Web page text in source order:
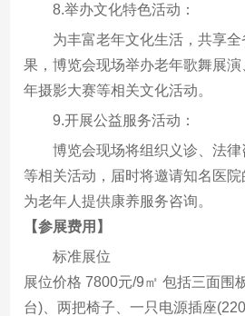
8.举办文化特色活动：
为丰富老年文化生活，共享
果，博览会现场举办老年歌舞展
年摄影大赛等相关文化活动。
9.开展公益服务活动：
博览会现场将组织义诊、法
等相关活动，届时将邀请知名医
为老年人提供康养服务咨询。
【参展费用】
标准展位
展位价格 7800元/9㎡ 包括三面围
台)、两把椅子、一只电源插座